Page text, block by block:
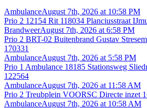
AmbulanceAugust 7th, 2026 at 10:58 PM
Prio 2 12154 Rit 118034 Planciusstraat
BrandweerAugust 7th, 2026 at 6:58 PM
Prio 2 BRT-02 Buitenbrand Gustav
170331
AmbulanceAugust 7th, 2026 at 5:58 PM
Prio 1 Ambulance 18185 Stationsweg
122564
AmbulanceAugust 7th, 2026 at 11:58 AM
Prio 2 Treubplein VOORSC Directe inzet
AmbulanceAugust 7th, 2026 at 10:58 AM